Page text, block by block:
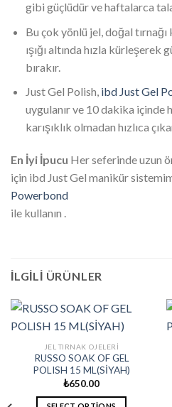
gibi güçlüdür ve haftalarca
Bu çok yönlü jel, doğal
ışığı altında hızla
bırakır.
Just Gel Polish, ibd Just Gel
uygulanır ve 10 dakika içinde
karışıklık olmadan hızlıca
En İyi İpucu Her seferinde uzun
için ibd Just Gel manikür
Powerbond
ile kullanın .
İLGILI ÜRÜNLER
JEL TIRNAK OJELERI
RUSSO SOAK OF GEL
POLISH 15 ML(SİYAH)
₺650.00